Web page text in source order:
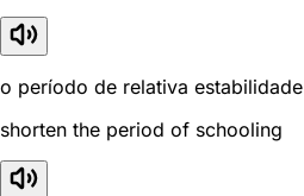
o período de relativa estabilidade
shorten the period of schooling